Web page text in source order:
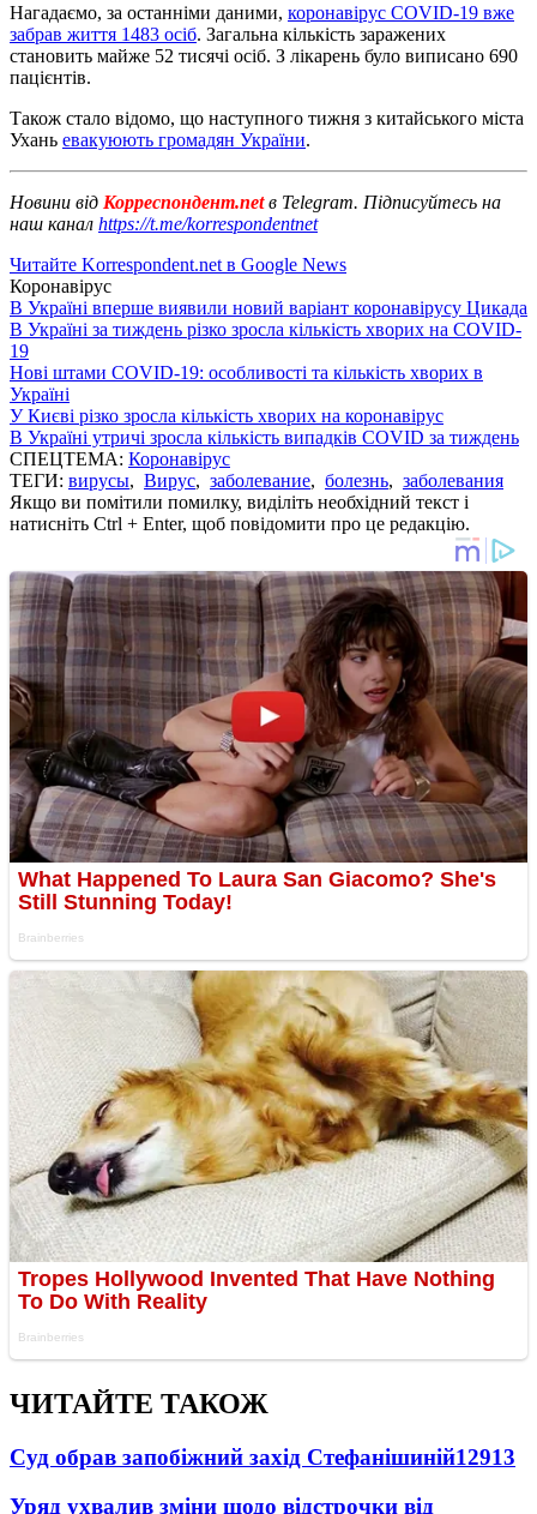
Нагадаємо, за останніми даними, коронавірус СОVID-19 вже
забрав життя 1483 осіб. Загальна кількість заражених
становить майже 52 тисячі осіб. З лікарень було виписано 690
пацієнтів.
Також стало відомо, що наступного тижня з китайського міста
Ухань евакуюють громадян України.
Новини від Корреспондент.netв Telegram. Підписуйтесь на
наш канал https://t.me/korrespondentnet
Читайте Korrespondent.net в Google News
Коронавірус
В Україні вперше виявили новий варіант коронавірусу Цикада
В Україні за тиждень різко зросла кількість хворих на COVID-
19
Нові штами COVID-19: особливості та кількість хворих в
Україні
У Києві різко зросла кількість хворих на коронавірус
В Україні утричі зросла кількість випадків COVID за тиждень
СПЕЦТЕМА: Коронавірус
ТЕГИ: вирусы, Вирус, заболевание, болезнь, заболевания
Якщо ви помітили помилку, виділіть необхідний текст і
натисніть Ctrl + Enter, щоб повідомити про це редакцію.
ЧИТАЙТЕ ТАКОЖ
Суд обрав запобіжний захід Стефанішиній12913
Уряд ухвалив зміни щодо відстрочки від